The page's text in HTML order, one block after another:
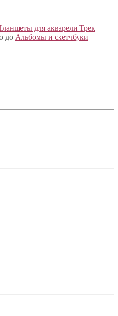
для акварели Трек
до Альбомы и скетчбуки